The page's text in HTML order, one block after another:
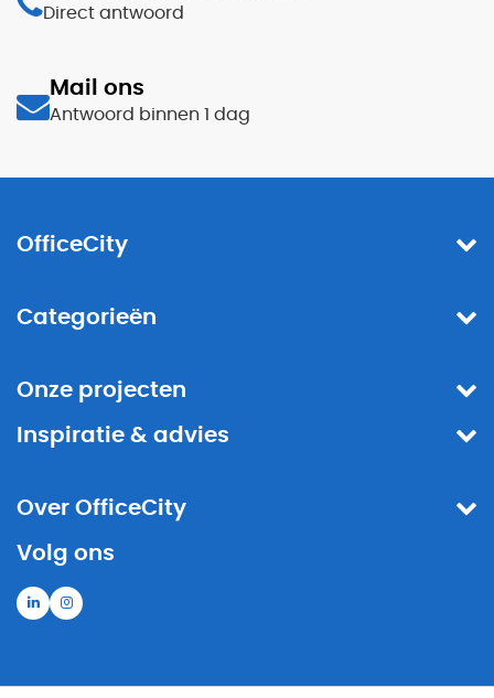
Direct antwoord
Mail ons
Antwoord binnen 1 dag
OfficeCity
Categorieën
Onze projecten
Inspiratie & advies
Over OfficeCity
Volg ons